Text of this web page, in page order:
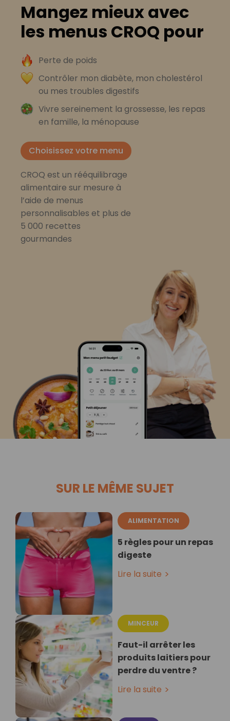
Mangez mieux avec
les menus CROQ pour
Perte de poids
Contrôler mon diabète, mon cholestérol
ou mes troubles digestifs
Vivre sereinement la grossesse, les repas
en famille, la ménopause
Choisissez votre menu
CROQ est un rééquilibrage
alimentaire sur mesure à
l’aide de menus
personnalisables et plus de
5 000 recettes
gourmandes
SUR LE MÊME SUJET
ALIMENTATION
5 règles pour un repas
digeste
Lire la suite
MINCEUR
Faut-il arrêter les
produits laitiers pour
perdre du ventre ?
Lire la suite